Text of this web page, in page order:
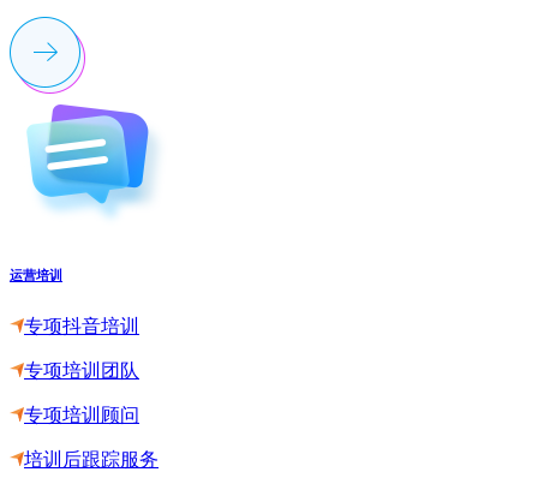
运营培训
专项抖音培训
专项培训团队
专项培训顾问
培训后跟踪服务